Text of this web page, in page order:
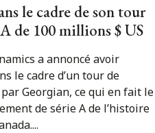
le cadre de son tour
de 100 millions $ US
a annoncé avoir
le cadre d’un tour de
Georgian, ce qui en fait le
de série A de l’histoire